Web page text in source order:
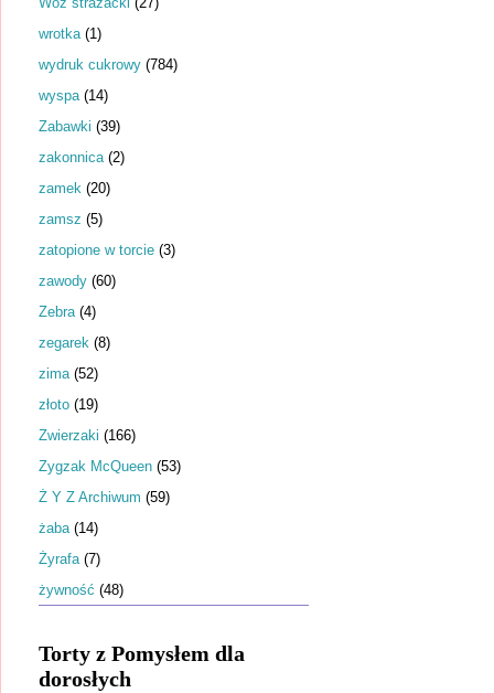
wrotka (1)
wydruk cukrowy (784)
wyspa (14)
Zabawki (39)
zakonnica (2)
zamek (20)
zamsz (5)
zatopione w torcie (3)
zawody (60)
Zebra (4)
zegarek (8)
zima (52)
złoto (19)
Zwierzaki (166)
Zygzak McQueen (53)
Ż Y Z Archiwum (59)
żaba (14)
Żyrafa (7)
żywność (48)
Torty z Pomysłem dla
dorosłych